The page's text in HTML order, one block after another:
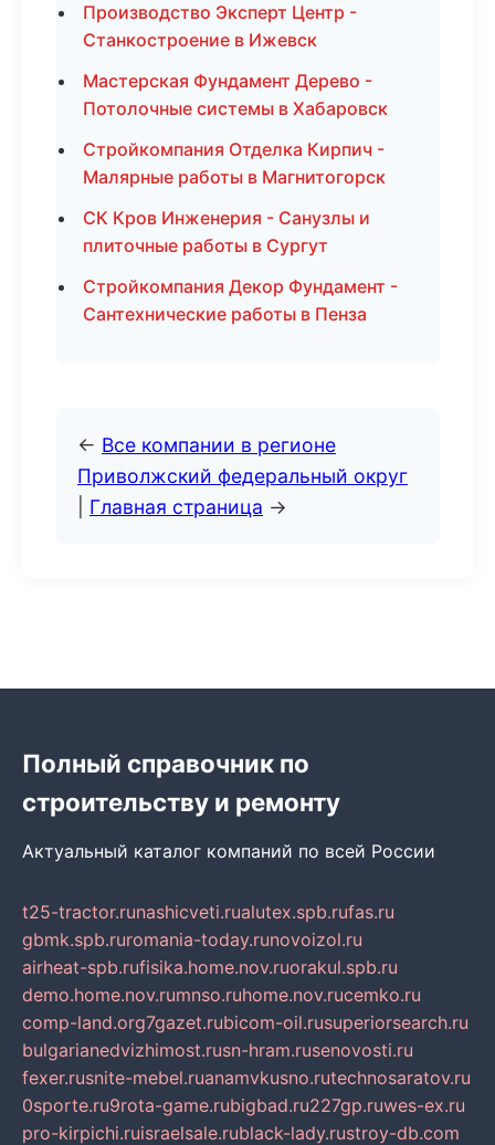
Производство Эксперт Центр -
Станкостроение в Ижевск
Мастерская Фундамент Дерево -
Потолочные системы в Хабаровск
Стройкомпания Отделка Кирпич -
Малярные работы в Магнитогорск
СК Кров Инженерия - Санузлы и
плиточные работы в Сургут
Стройкомпания Декор Фундамент -
Сантехнические работы в Пенза
← Все компании в регионе
Приволжский федеральный округ
Главная страница →
Полный справочник по
строительству и ремонту
Актуальный каталог компаний по всей России
t25-tractor.runashicveti.rualutex.spb.rufas.ru
gbmk.spb.ruromania-today.runovoizol.ru
airheat-spb.rufisika.home.nov.ruorakul.spb.ru
demo.home.nov.rumnso.ruhome.nov.rucemko.ru
comp-land.org7gazet.rubicom-oil.rusuperiorsearch.ru
bulgarianedvizhimost.rusn-hram.rusenovosti.ru
fexer.rusnite-mebel.ruanamvkusno.rutechnosaratov.ru
0sporte.ru9rota-game.rubigbad.ru227gp.ruwes-ex.ru
pro-kirpichi.ruisraelsale.rublack-lady.rustroy-db.com